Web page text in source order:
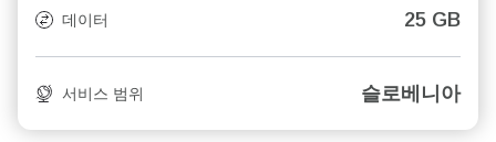
데이터 25 GB
서비스 범위 슬로베니아